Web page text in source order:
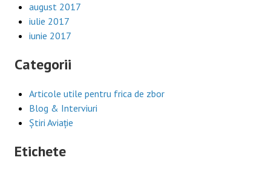
august 2017
iulie 2017
iunie 2017
Categorii
Articole utile pentru frica de zbor
Blog & Interviuri
Știri Aviație
Etichete